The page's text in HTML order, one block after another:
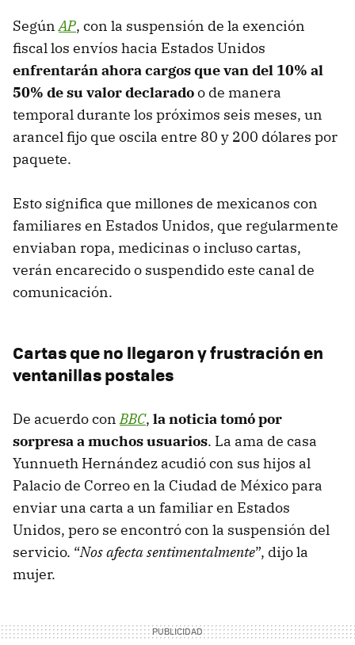
SegúnAP, con la suspensión de la exención
fiscal los envíos hacia Estados Unidos
enfrentarán ahora cargos que van del 10% al
50% de su valor declaradoo de manera
temporal durante los próximos seis meses, un
arancel fijo que oscila entre 80 y 200 dólares por
paquete.
Esto significa que millones de mexicanos con
familiares en Estados Unidos, que regularmente
enviaban ropa, medicinas o incluso cartas,
verán encarecido o suspendido este canal de
comunicación.
Cartas que no llegaron y frustración en
ventanillas postales
De acuerdo conBBC, la noticia tomó por
sorpresa a muchos usuarios. La ama de casa
Yunnueth Hernández acudió con sus hijos al
Palacio de Correo en la Ciudad de México para
enviar una carta a un familiar en Estados
Unidos, pero se encontró con la suspensión del
servicio. “Nos afecta sentimentalmente”, dijo la
mujer.